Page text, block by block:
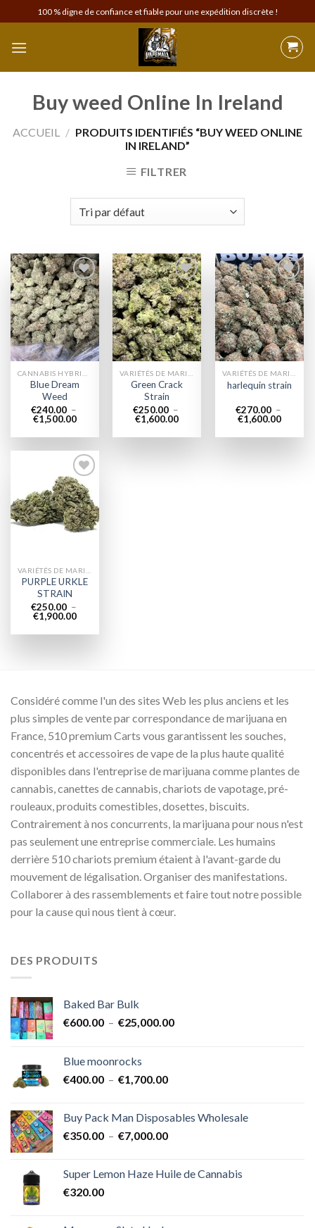
to
content
100 % digne de confiance et fiable pour une expédition discrète !
Buy weed Online In Ireland
ACCUEIL / PRODUITS IDENTIFIÉS “BUY WEED ONLINE
IN IRELAND”
FILTRER
Add to
wishlist
Blue Dream
Weed
€240.00 –
€1,500.00Plage
prix :
à
€1,500.00
Add to
wishlist
Green Crack
Strain
€250.00 –
€1,600.00Plage
prix :
Add to
wishlist
harlequin strain
€270.00 –
€1,600.00Plage
prix :
Add to
wishlist
PURPLE URKLE
STRAIN
€250.00 –
€1,900.00Plage
prix :
Considéré comme l'un des sites Web les plus anciens et les
plus simples de vente par correspondance de marijuana en
France, 510 premium Carts vous garantissent les souches,
concentrés et accessoires de vape de la plus haute qualité
disponibles dans l'entreprise de marijuana comme plantes de
cannabis, canettes de cannabis, chariots de vapotage, pré-
rouleaux, produits comestibles, dosettes, biscuits.
Contrairement à nos concurrents, la marijuana pour nous n'est
pas seulement une entreprise commerciale. Les humains
derrière 510 chariots premium étaient à l'avant-garde du
mouvement de légalisation. Organiser des manifestations.
Collaborer à des rassemblements et faire tout notre possible
pour la cause qui nous tient à cœur.
DES PRODUITS
Baked Bar Bulk
€600.00 – €25,000.00Plage
Blue moonrocks
€400.00 – €1,700.00Plage
€400.00
à
Buy Pack Man Disposables Wholesale
€350.00 – €7,000.00Plage
€350.00
Super Lemon Haze Huile de Cannabis
€320.00